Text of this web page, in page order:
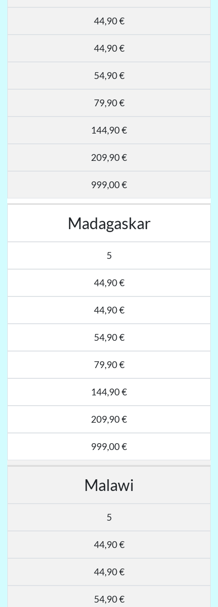
44,90 €
44,90 €
54,90 €
79,90 €
144,90 €
209,90 €
999,00 €
Madagaskar
5
44,90 €
44,90 €
54,90 €
79,90 €
144,90 €
209,90 €
999,00 €
Malawi
5
44,90 €
44,90 €
54,90 €